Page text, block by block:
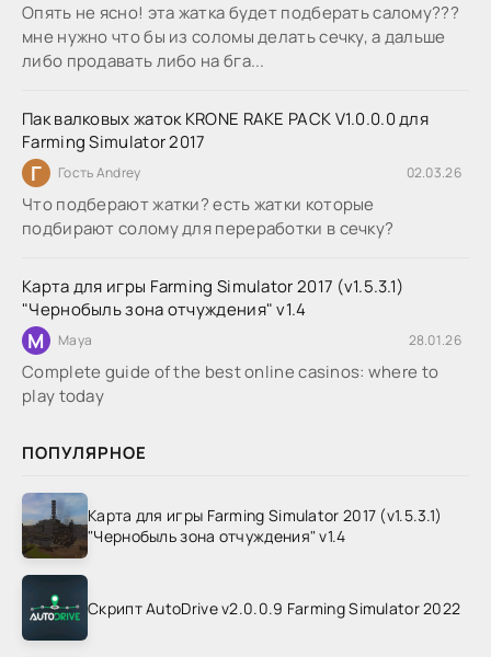
Опять не ясно! эта жатка будет подберать салому???
мне нужно что бы из соломы делать сечку, а дальше
либо продавать либо на бга...
Пак валковых жаток KRONE RAKE PACK V1.0.0.0 для
Farming Simulator 2017
Г Гость Andrey 02.03.26
Что подберают жатки? есть жатки которые
подбирают солому для переработки в сечку?
Карта для игры Farming Simulator 2017 (v1.5.3.1)
"Чернобыль зона отчуждения" v1.4
M Maya 28.01.26
Complete guide of the best online casinos: where to
play today
ПОПУЛЯРНОЕ
Карта для игры Farming Simulator 2017 (v1.5.3.1)
"Чернобыль зона отчуждения" v1.4
Скрипт AutoDrive v2.0.0.9 Farming Simulator 2022